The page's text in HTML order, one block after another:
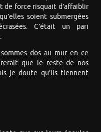
de force risquait d’affaiblir
soient submergées
C’était un pari
dos au mur en ce
que le reste de nos
je doute qu’ils tiennent